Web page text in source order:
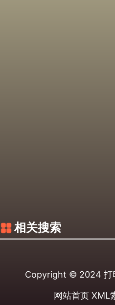
相关搜索
Copyright © 2024 打
网站首页 XML